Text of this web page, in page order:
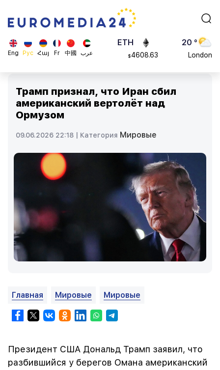
Eng Рус Հայ Fr 中國 عرب
ADA
0.868816
ETH
$4608.63
20 °
London
Madrid
Трамп признал, что Иран сбил
американский вертолёт над
Ормузом
09.06.2026 22:18 | Категория Мировые
Главная Мировые Мировые
Президент США Дональд Трамп заявил, что
разбившийся у берегов Омана американский